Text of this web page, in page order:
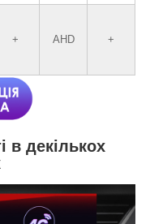
+ AHD +
в декількох